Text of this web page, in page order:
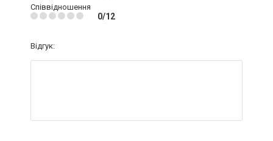
Співвідношення
0/12
Відгук: